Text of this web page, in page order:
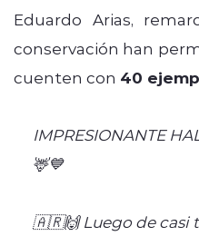
Eduardo Arias,
conservación han
cuenten con 40
IMPRESIONANTE
🦌💙
🇦🇷🙌 Luego de casi